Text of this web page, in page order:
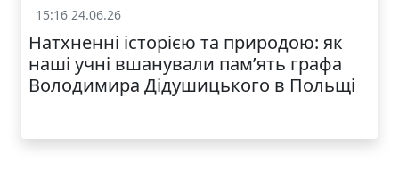
15:16 24.06.26
Натхненні історією та природою: як
наші учні вшанували пам’ять графа
Володимира Дідушицького в Польщі